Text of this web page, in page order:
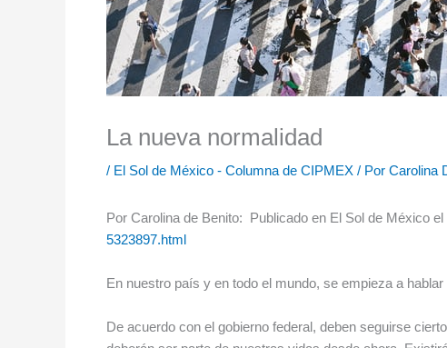
La nueva normalidad
/ El Sol de México - Columna de CIPMEX / Por Carolina
Por Carolina de Benito: Publicado en El Sol de México
5323897.html
En nuestro país y en todo el mundo, se empieza a
De acuerdo con el gobierno federal, deben seguirse